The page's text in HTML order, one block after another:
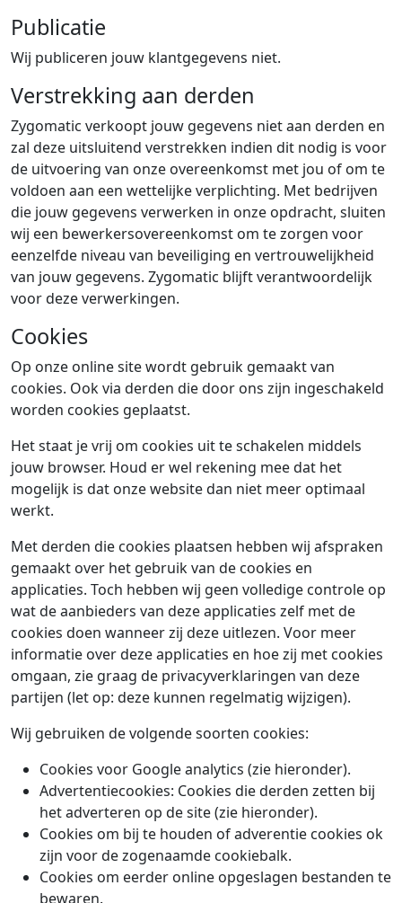
Publicatie
Wij publiceren jouw klantgegevens niet.
Verstrekking aan derden
Zygomatic verkoopt jouw gegevens niet aan derden en
zal deze uitsluitend verstrekken indien dit nodig is voor
de uitvoering van onze overeenkomst met jou of om te
voldoen aan een wettelijke verplichting. Met bedrijven
die jouw gegevens verwerken in onze opdracht, sluiten
wij een bewerkersovereenkomst om te zorgen voor
eenzelfde niveau van beveiliging en vertrouwelijkheid
van jouw gegevens. Zygomatic blijft verantwoordelijk
voor deze verwerkingen.
Cookies
Op onze online site wordt gebruik gemaakt van
cookies. Ook via derden die door ons zijn ingeschakeld
worden cookies geplaatst.
Het staat je vrij om cookies uit te schakelen middels
jouw browser. Houd er wel rekening mee dat het
mogelijk is dat onze website dan niet meer optimaal
werkt.
Met derden die cookies plaatsen hebben wij afspraken
gemaakt over het gebruik van de cookies en
applicaties. Toch hebben wij geen volledige controle op
wat de aanbieders van deze applicaties zelf met de
cookies doen wanneer zij deze uitlezen. Voor meer
informatie over deze applicaties en hoe zij met cookies
omgaan, zie graag de privacyverklaringen van deze
partijen (let op: deze kunnen regelmatig wijzigen).
Wij gebruiken de volgende soorten cookies:
Cookies voor Google analytics (zie hieronder).
Advertentiecookies: Cookies die derden zetten bij
het adverteren op de site (zie hieronder).
Cookies om bij te houden of adverentie cookies ok
zijn voor de zogenaamde cookiebalk.
Cookies om eerder online opgeslagen bestanden te
bewaren.